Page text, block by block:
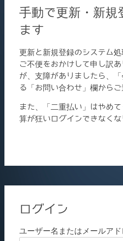
手動で更新・新規
ます
更新と新規登録のシステム処
ご不便をおかけして申し訳
が、支障がありましたら、
る「お問い合わせ」欄からご
また、「二重払い」はやめ
算が狂いログインできなくな
ログイン
ユーザー名またはメールアド